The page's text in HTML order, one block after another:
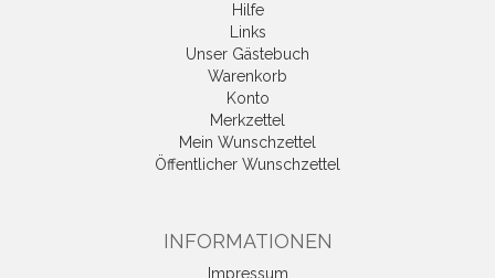
Hilfe
Links
Unser Gästebuch
Warenkorb
Konto
Merkzettel
Mein Wunschzettel
Öffentlicher Wunschzettel
INFORMATIONEN
Impressum